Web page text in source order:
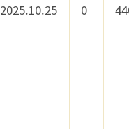
2025.10.25 0